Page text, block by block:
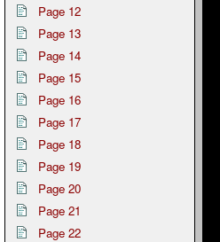
Page 12
Page 13
Page 14
Page 15
Page 16
Page 17
Page 18
Page 19
Page 20
Page 21
Page 22